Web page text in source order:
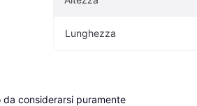
Lunghezza
considerarsi puramente